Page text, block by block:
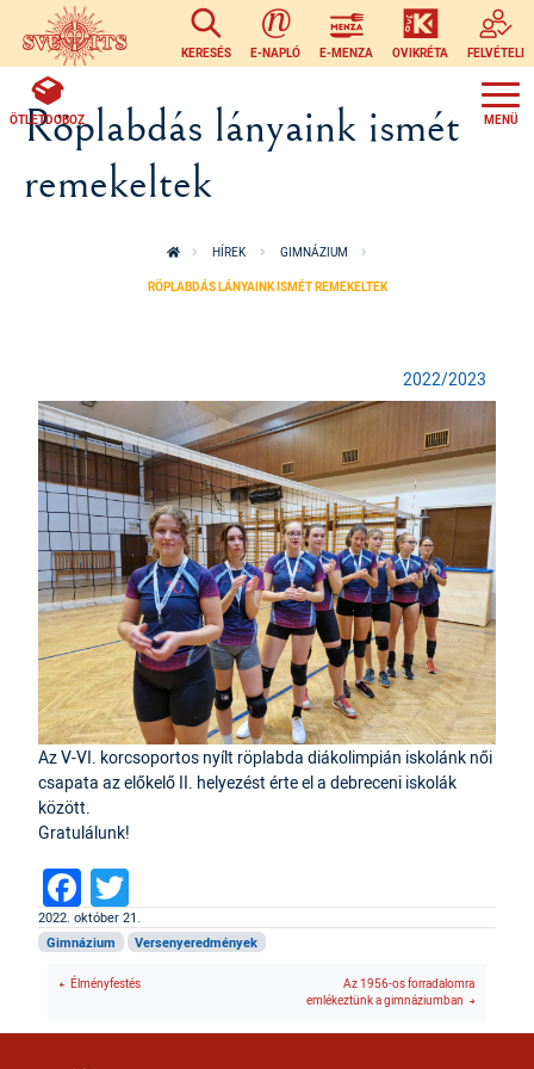
Ugrás a tartalomra
KERESÉS E-NAPLÓ E-MENZA OVIKRÉTA FELVÉTELI
ÖTLETDOBOZ
Röplabdás lányaink ismét
remekeltek
HÍREK GIMNÁZIUM
RÖPLABDÁS LÁNYAINK ISMÉT REMEKELTEK
2022/2023
Az V-VI. korcsoportos nyílt röplabda diákolimpián iskolánk női
csapata az előkelő II. helyezést érte el a debreceni iskolák
között.
Gratulálunk!
Facebook
2022. október 21.
Gimnázium Versenyeredmények
Élményfestés
Az 1956-os forradalomra
emlékeztünk a gimnáziumban